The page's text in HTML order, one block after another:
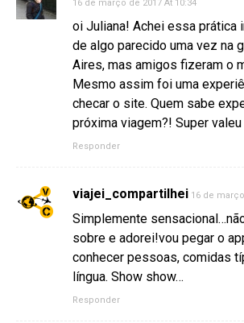
16 de março de 2017 At 10:34
oi Juliana! Achei essa prática
de algo parecido uma vez na
Aires, mas amigos fizeram o
Mesmo assim foi uma
checar o site. Quem sabe
próxima viagem?! Super
Responder
viajei_compartilhei 16 de
Simplemente
sobre e adorei!vou pegar o
conhecer pessoas, comidas
língua. Show show…
Responder